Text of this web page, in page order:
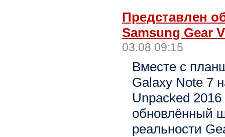
Представлен
Samsung Gear
03.08 09:15
Вместе с
Galaxy Note 7
Unpacked
обновлённый
реальности